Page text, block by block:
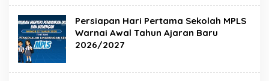
Persiapan Hari Pertama Sekolah MPLS
Warnai Awal Tahun Ajaran Baru
2026/2027